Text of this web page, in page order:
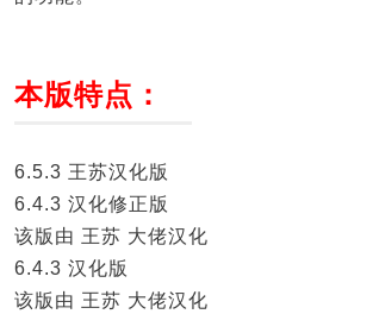
本版特点：
6.5.3 王苏汉化版
6.4.3 汉化修正版
该版由 王苏 大佬汉化
6.4.3 汉化版
该版由 王苏 大佬汉化